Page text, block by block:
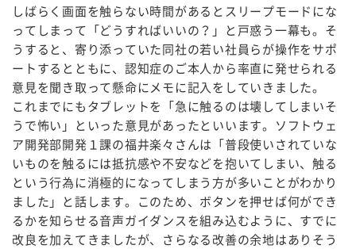
しばらく画面を触らない時間があるとスリープモードにな
ってしまって「どうすればいいの？」と戸惑う一幕も。そ
うすると、寄り添っていた同社の若い社員らが操作をサポ
ートするとともに、認知症のご本人から率直に発せられる
意見を聞き取って懸命にメモに記入をしていきました。
これまでにもタブレットを「急に触るのは壊してしまいそ
うで怖い」といった意見があったといいます。ソフトウェ
ア開発部開発１課の福井楽々さんは「普段使いされていな
いものを触るには抵抗感や不安などを抱いてしまい、触る
という行為に消極的になってしまう方が多いことがわかり
ました」と話します。このため、ボタンを押せば何ができ
るかを知らせる音声ガイダンスを組み込むように、すでに
改良を加えてきましたが、さらなる改善の余地はありそう